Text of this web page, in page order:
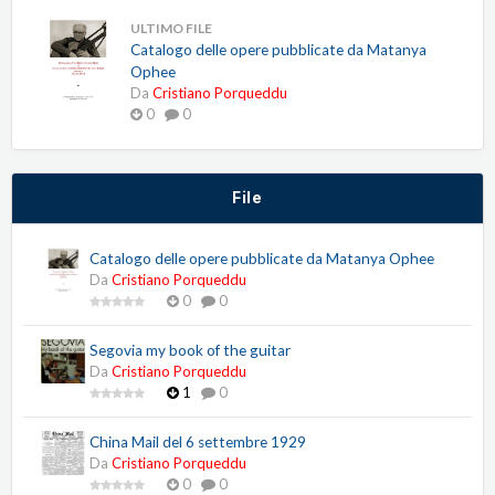
ULTIMO FILE
Catalogo delle opere pubblicate da Matanya
Ophee
Da Cristiano Porqueddu
0
0
File
Catalogo delle opere pubblicate da Matanya Ophee
Da Cristiano Porqueddu
0
0
Segovia my book of the guitar
Da Cristiano Porqueddu
1
0
China Mail del 6 settembre 1929
Da Cristiano Porqueddu
0
0